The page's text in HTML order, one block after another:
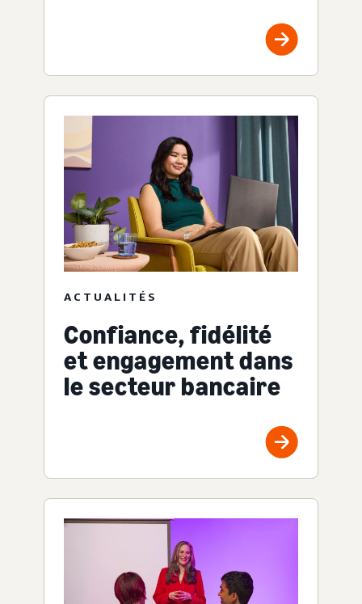
ACTUALITÉS
Confiance, fidélité
et engagement dans
le secteur bancaire